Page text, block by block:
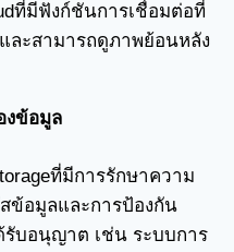
ที่มีฟังก์ชันการเชื่อมต่อที่
ละสามารถดูภาพย้อนหลัง
ข้อมูล
ที่มีการรักษาความ
ข้อมูลและการป้องกัน
รับอนุญาต เช่น ระบบการ